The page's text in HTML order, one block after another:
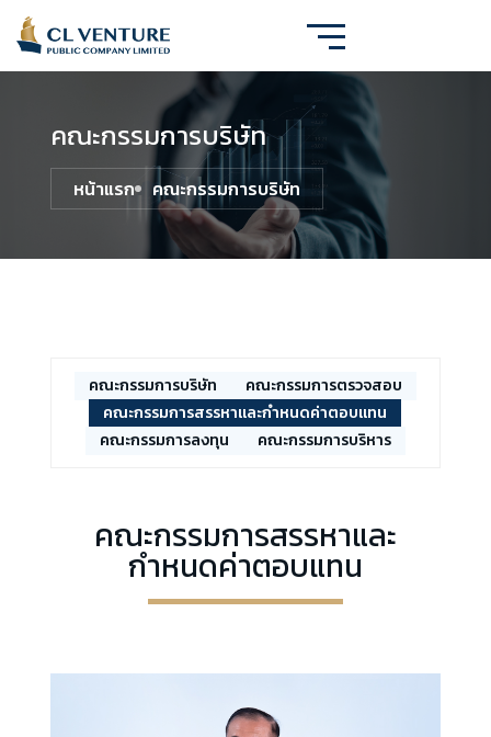
คณะกรรมการบริษัท
หน้าแรก คณะกรรมการบริษัท
คณะกรรมการบริษัท
คณะกรรมการตรวจสอบ
คณะกรรมการสรรหาและกำหนดค่าตอบแทน
คณะกรรมการลงทุน
คณะกรรมการบริหาร
คณะกรรมการสรรหาและ
กำหนดค่าตอบแทน